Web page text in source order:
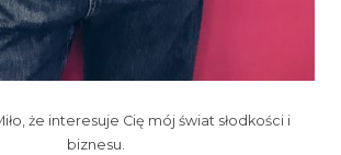
że interesuje Cię mój świat słodkości i
biznesu.